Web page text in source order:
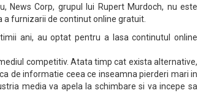
News Corp, grupul lui Rupert Murdoch, nu este
furnizarii de continut online gratuit.
ani, au optat pentru a lasa continutul online
competitiv. Atata timp cat exista alternative,
de informatie ceea ce inseamna pierderi mari in
media va apela la schimbare si va incepe sa